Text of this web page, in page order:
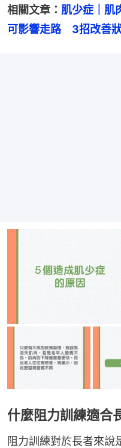
相關文章： 肌少症｜肌
可影響走路　3招改善
什麼阻力訓練適合
阻力訓練對於長者來說